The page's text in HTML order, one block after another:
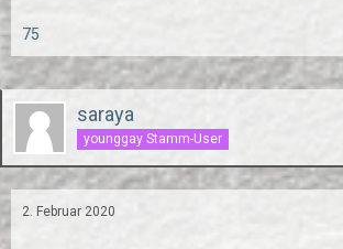
75
saraya
younggay Stamm-User
2. Februar 2020